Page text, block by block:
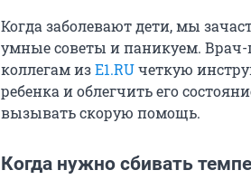
Когда заболевают дети, мы
умные советы и паникуем.
коллегам изE1.RUчеткую
ребенка и облегчить его
вызывать скорую помощь.
Когда нужно сбивать